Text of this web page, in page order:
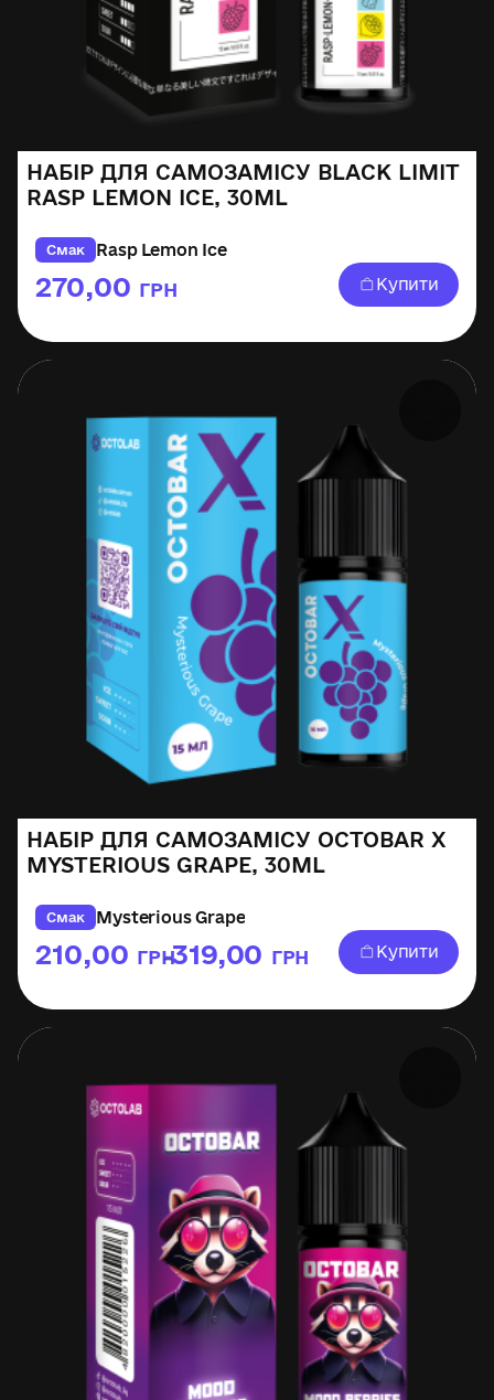
НАБІР ДЛЯ САМОЗАМІСУ BLACK LIMIT
RASP LEMON ICE, 30ML
Смак Rasp Lemon Ice
270,00 ГРН Купити
НАБІР ДЛЯ САМОЗАМІСУ OCTOBAR X
MYSTERIOUS GRAPE, 30ML
Смак Mysterious Grape
210,00 ГРН
–319,00 ГРН Купити